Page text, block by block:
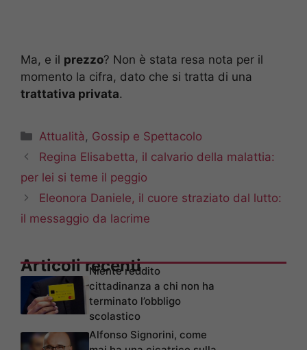
Ma, e il prezzo? Non è stata resa nota per il
momento la cifra, dato che si tratta di una
trattativa privata.
Categorie
Attualità , Gossip e Spettacolo
Regina Elisabetta, il calvario della malattia:
per lei si teme il peggio
Eleonora Daniele, il cuore straziato dal lutto:
il messaggio da lacrime
Articoli recenti
Niente reddito
cittadinanza a chi non ha
terminato l’obbligo
scolastico
Alfonso Signorini, come